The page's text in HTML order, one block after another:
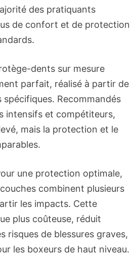
des pratiquants
de confort et de protection
dents sur mesure
parfait, réalisé à partir de
spécifiques. Recommandés
intensifs et compétiteurs,
mais la protection et le
une protection optimale,
combinent plusieurs
les impacts. Cette
plus coûteuse, réduit
risques de blessures graves,
les boxeurs de haut niveau.